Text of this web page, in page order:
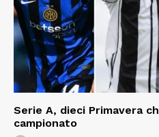
Serie A, dieci Primavera
campionato